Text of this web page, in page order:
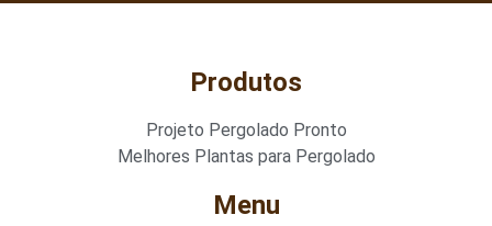
Produtos
Projeto Pergolado Pronto
Melhores Plantas para Pergolado
Menu